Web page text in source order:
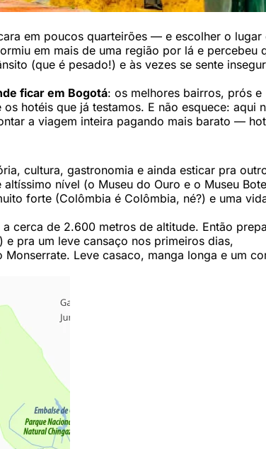
em poucos quarteirões — e escolher o lugar
em mais de uma região por lá e percebeu
(que é pesado!) e às vezes se sente
ficar em Bogotá: os melhores bairros, prós e
hotéis que já testamos. E não esquece: aqui
a viagem inteira pagando mais barato —
cultura, gastronomia e ainda esticar pra
nível (o Museu do Ouro e o Museu
forte (Colômbia é Colômbia, né?) e uma
cerca de 2.600 metros de altitude. Então
pra um leve cansaço nos primeiros dias,
Leve casaco, manga longa e um